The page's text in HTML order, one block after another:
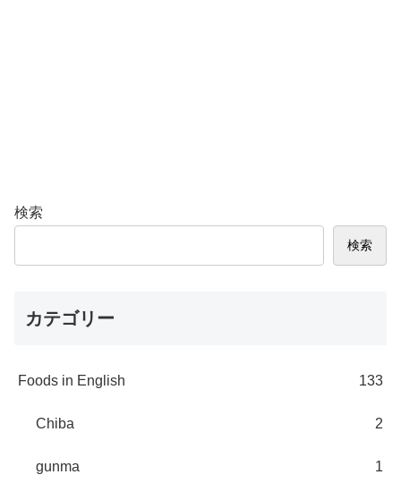
検索
検索
カテゴリー
Foods in English 133
Chiba 2
gunma 1